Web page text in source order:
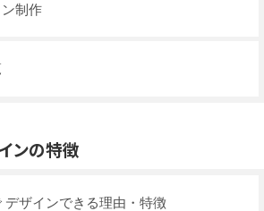
制作
ンの特徴
デザインできる理由・特徴